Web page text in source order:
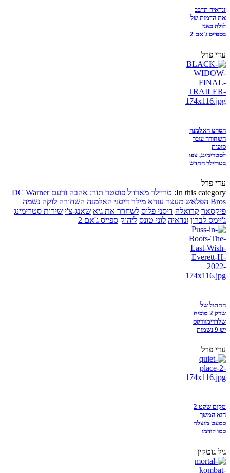
זנדאיה תדבב
את הדמות של
לולה באני
בספייס ג'אם 2
עדי פרל
הסרט האלמנה
השחורה עובר
סופית
לסטרימינג, צפו
בטריילר החדש
עדי פרל
In this category: טריילר מארוול פוסטר תור: אהבה ורעם DC Warner
Bros הפלאש מעצר עזרא מילר דיסני האלמנה השחורה לוקה נשמה
פיקסאר קרואלה דיסני פלוס לשחרר את גיא שאנג-צ'י שירות סטרימינג
ג'יימס לברון זנדאיה לוני טונס ליהוק ספייס ג'אם 2
החתול של
שרק 2 מוכיח
שלדרימוורקס
יש 9 נשמות
עדי פרל
מקום שקט 2
הוא המשך
כמעט מוצלח
כמו קודמו
גיל גוטקין